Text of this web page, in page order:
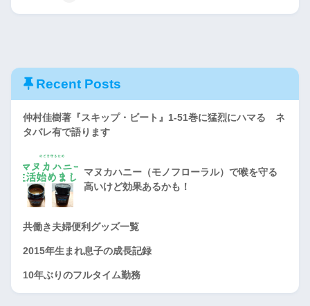
Recent Posts
仲村佳樹著『スキップ・ビート』1-51巻に猛烈にハマる ネ
タバレ有で語ります
マヌカハニー（モノフローラル）で喉を守る
高いけど効果あるかも！
共働き夫婦便利グッズ一覧
2015年生まれ息子の成長記録
10年ぶりのフルタイム勤務